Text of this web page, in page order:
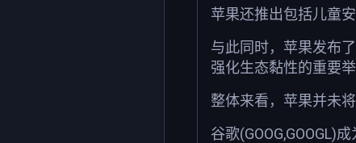
苹果还推出包括儿童
与此同时，苹果发布
强化生态黏性的重要举
整体来看，苹果并未
谷歌(GOOG,GOOGL)